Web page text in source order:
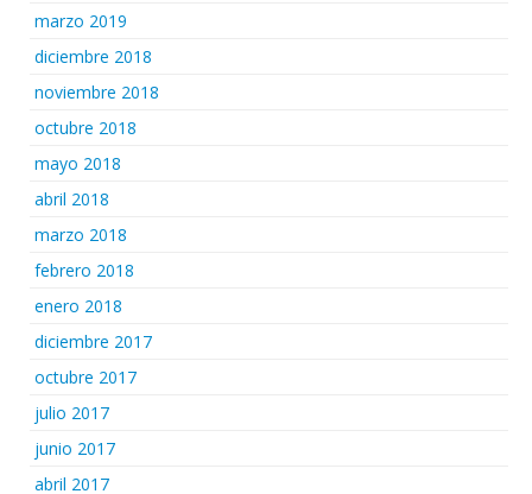
marzo 2019
diciembre 2018
noviembre 2018
octubre 2018
mayo 2018
abril 2018
marzo 2018
febrero 2018
enero 2018
diciembre 2017
octubre 2017
julio 2017
junio 2017
abril 2017